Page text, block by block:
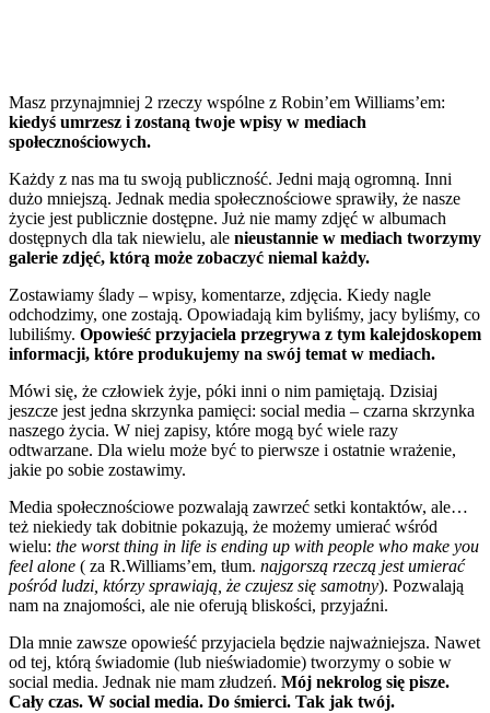
Masz przynajmniej 2 rzeczy wspólne z Robin’em Williams’em:
kiedyś umrzesz i zostaną twoje wpisy w mediach
społecznościowych.
Każdy z nas ma tu swoją publiczność. Jedni mają ogromną. Inni
dużo mniejszą. Jednak media społecznościowe sprawiły, że nasze
życie jest publicznie dostępne. Już nie mamy zdjęć w albumach
dostępnych dla tak niewielu, ale nieustannie w mediach tworzymy
galerie zdjęć, którą może zobaczyć niemal każdy.
Zostawiamy ślady – wpisy, komentarze, zdjęcia. Kiedy nagle
odchodzimy, one zostają. Opowiadają kim byliśmy, jacy byliśmy, co
lubiliśmy. Opowieść przyjaciela przegrywa z tym kalejdoskopem
informacji, które produkujemy na swój temat w mediach.
Mówi się, że człowiek żyje, póki inni o nim pamiętają. Dzisiaj
jeszcze jest jedna skrzynka pamięci: social media – czarna skrzynka
naszego życia. W niej zapisy, które mogą być wiele razy
odtwarzane. Dla wielu może być to pierwsze i ostatnie wrażenie,
jakie po sobie zostawimy.
Media społecznościowe pozwalają zawrzeć setki kontaktów, ale…
też niekiedy tak dobitnie pokazują, że możemy umierać wśród
wielu: the worst thing in life is ending up with people who make you
feel alone ( za R.Williams’em, tłum. najgorszą rzeczą jest umierać
pośród ludzi, którzy sprawiają, że czujesz się samotny). Pozwalają
nam na znajomości, ale nie oferują bliskości, przyjaźni.
Dla mnie zawsze opowieść przyjaciela będzie najważniejsza. Nawet
od tej, którą świadomie (lub nieświadomie) tworzymy o sobie w
social media. Jednak nie mam złudzeń. Mój nekrolog się pisze.
Cały czas. W social media. Do śmierci. Tak jak twój.